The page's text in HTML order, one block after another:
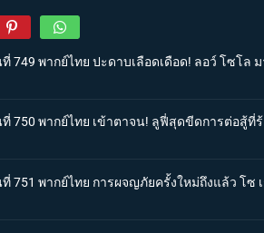
749 พากย์ไทย ปะดาบเลือดเดือด! ลอว์ โซโล
ที่ 750 พากย์ไทย เข้าตาจน! ลูฟี่สุดขีดการต่อสู้ที่
751 พากย์ไทย การผจญภัยครั้งใหม่ถึงแล้ว โซ